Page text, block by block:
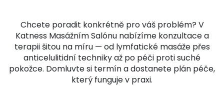
Chcete poradit konkrétně pro váš problém? V
Katness Masážním Salónu nabízíme konzultace a
terapii šitou na míru — od lymfatické masáže přes
anticelulitidní techniky až po péči proti suché
pokožce. Domluvte si termín a dostanete plán péče,
který funguje v praxi.